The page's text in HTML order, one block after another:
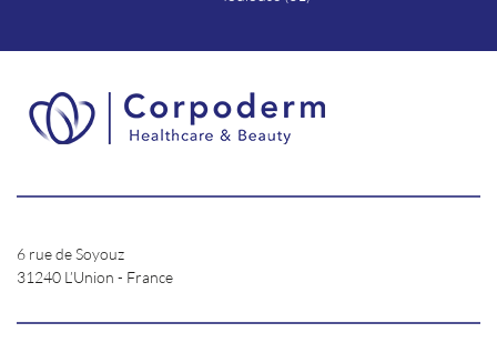
6 rue de Soyouz
31240 L’Union - France